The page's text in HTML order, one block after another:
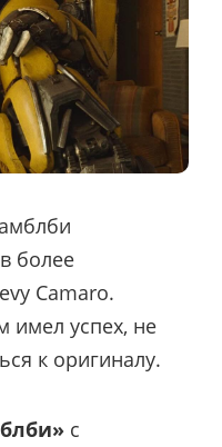
более
Camaro.
имел успех, не
к оригиналу.
с